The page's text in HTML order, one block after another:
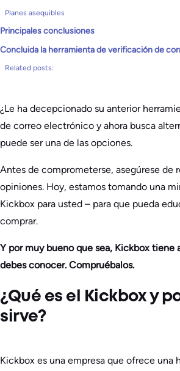
Planes asequibles
Principales conclusiones
Concluida la herramienta de verificación de
Related posts:
¿Le ha decepcionado su anterior
de correo electrónico y ahora busca
puede ser una de las opciones.
Antes de comprometerse, asegúrese de
opiniones. Hoy, estamos tomando una
Kickbox para usted – para que pueda
comprar.
Y por muy bueno que sea, Kickbox tiene
debes conocer. Compruébalos.
¿Qué es el Kickbox y
sirve?
Kickbox es una empresa que ofrece una